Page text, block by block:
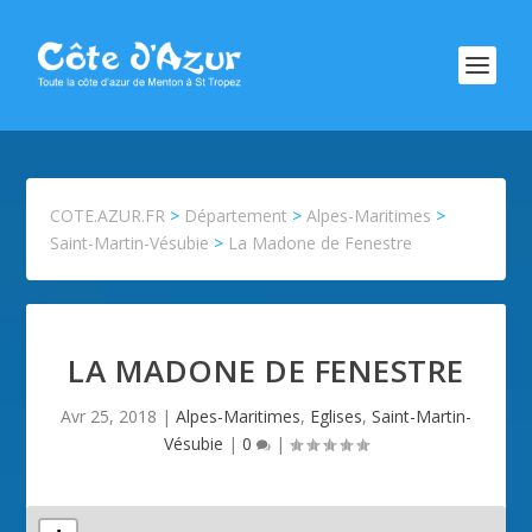
COTE.AZUR.FR > Département >Alpes-Maritimes >
Saint-Martin-Vésubie > La Madone de Fenestre
LA MADONE DE FENESTRE
Avr 25, 2018 | Alpes-Maritimes, Eglises, Saint-Martin-
Vésubie | 0 |